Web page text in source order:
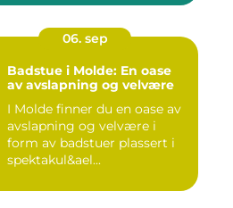
06. sep
Badstue i Molde: En oase
av avslapning og velvære
I Molde finner du en oase av
avslapning og velvære i
form av badstuer plassert i
spektakul&ael...